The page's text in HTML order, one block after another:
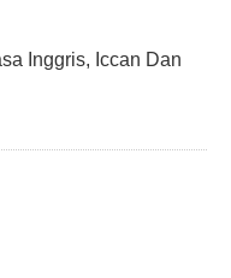
Inggris, Iccan Dan